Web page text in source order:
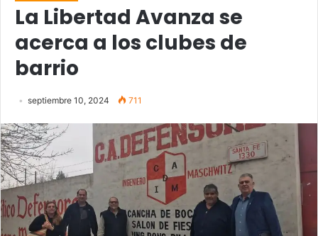
La Libertad Avanza se
acerca a los clubes de
barrio
septiembre 10, 2024 711